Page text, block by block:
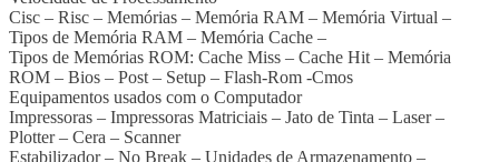
Cisc – Risc – Memórias – Memória RAM – Memória Virtual –
Tipos de Memória RAM – Memória Cache –
Tipos de Memórias ROM: Cache Miss – Cache Hit – Memória
ROM – Bios – Post – Setup – Flash-Rom -Cmos
Equipamentos usados com o Computador
Impressoras – Impressoras Matriciais – Jato de Tinta – Laser –
Plotter – Cera – Scanner
Estabilizador – No Break – Unidades de Armazenamento –